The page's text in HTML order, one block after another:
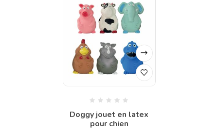
Doggy jouet en latex
pour chien